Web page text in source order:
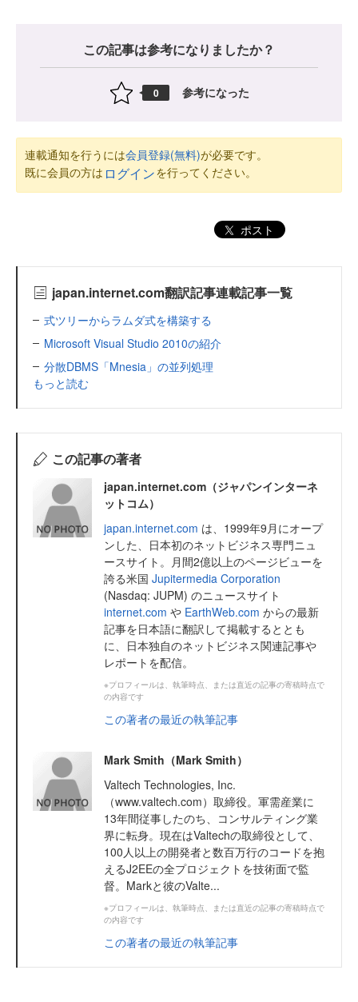
この記事は参考になりましたか？
0 参考になった
連載通知を行うには会員登録(無料)が必要です。
既に会員の方は ログインを行ってください。
ポスト
japan.internet.com翻訳記事連載記事一覧
式ツリーからラムダ式を構築する
Microsoft Visual Studio 2010の紹介
分散DBMS「Mnesia」の並列処理
もっと読む
この記事の著者
japan.internet.com（ジャパンインターネ
ットコム）
japan.internet.com は、1999年9月にオープ
ンした、日本初のネットビジネス専門ニュ
ースサイト。月間2億以上のページビューを
誇る米国 Jupitermedia Corporation
(Nasdaq: JUPM) のニュースサイト
internet.com や EarthWeb.com からの最新
記事を日本語に翻訳して掲載するととも
に、日本独自のネットビジネス関連記事や
レポートを配信。
※プロフィールは、執筆時点、または直近の記事の寄稿時点で
の内容です
この著者の最近の執筆記事
Mark Smith（Mark Smith）
Valtech Technologies, Inc.
（www.valtech.com）取締役。軍需産業に
13年間従事したのち、コンサルティング業
界に転身。現在はValtechの取締役として、
100人以上の開発者と数百万行のコードを抱
えるJ2EEの全プロジェクトを技術面で監
督。Markと彼のValte...
※プロフィールは、執筆時点、または直近の記事の寄稿時点で
の内容です
この著者の最近の執筆記事